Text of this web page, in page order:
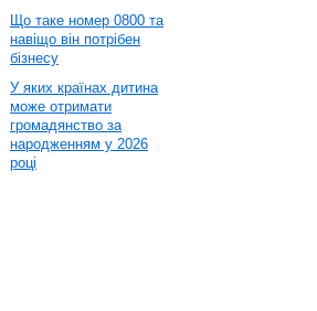
Що таке номер 0800 та
навіщо він потрібен
бізнесу
У яких країнах дитина
може отримати
громадянство за
народженням у 2026
році